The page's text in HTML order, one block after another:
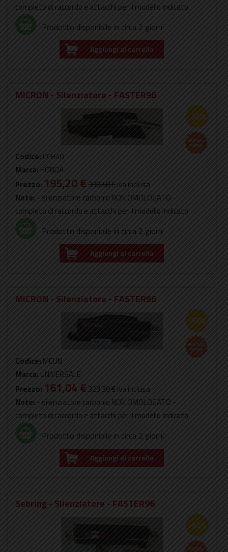
completo di raccordo e attacchi per il modello indicato
Prodotto disponibile in circa 2 giorni
Aggiungi al carrello
MICRON - Silenziatore - FASTER96
-50%
Codice: CCH40
Marca: HONDA
Prezzo: 195,20 €390,40 € iva inclusa
Note: - silenziatore carbonio NON OMOLOGATO -
completo di raccordo e attacchi per il modello indicato
Prodotto disponibile in circa 2 giorni
Aggiungi al carrello
MICRON - Silenziatore - FASTER96
-50%
Codice: MCUN
Marca: UNIVERSALE
Prezzo: 161,04 € 323,30 €iva inclusa
Note: - silenziatore carbonio NON OMOLOGATO -
completo di raccordo e attacchi per il modello indicato
Prodotto disponibile in circa 2 giorni
Aggiungi al carrello
Sebring - Silenziatore - FASTER96
-62%